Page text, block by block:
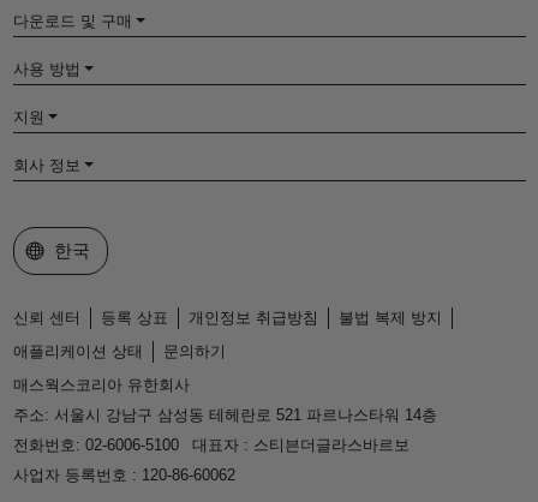
다운로드 및 구매
사용 방법
지원
회사 정보
웹사이트 선택
한국
신뢰 센터 등록 상표 개인정보 취급방침
불법 복제 방지
애플리케이션 상태
문의하기
매스웍스코리아 유한회사
주소: 서울시 강남구 삼성동 테헤란로 521 파르나스타워 14층
전화번호: 02-6006-5100
대표자 : 스티븐더글라스바르보
사업자 등록번호 : 120-86-60062